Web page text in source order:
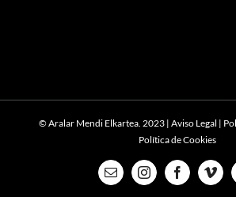
© Aralar Mendi Elkartea. 2023 | Aviso Legal |
Política de Cookies
Email InstagramFacebook